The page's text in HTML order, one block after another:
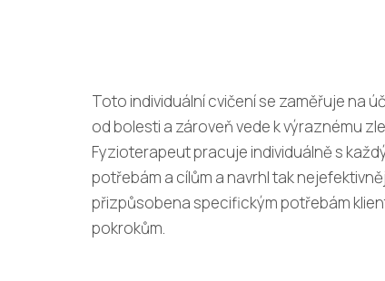
Toto individuální cvičení se zaměřuje na
od bolesti a zároveň vede k výraznému
Fyzioterapeut pracuje individuálně s
potřebám a cílům a navrhl tak
přizpůsobena specifickým potřebám
pokrokům.